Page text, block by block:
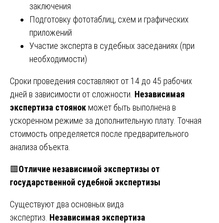
заключения
Подготовку фототаблиц, схем и графических
приложений
Участие эксперта в судебных заседаниях (при
необходимости)
Сроки проведения составляют от 14 до 45 рабочих
дней в зависимости от сложности. Независимая
экспертиза стоянок может быть выполнена в
ускоренном режиме за дополнительную плату. Точная
стоимость определяется после предварительного
анализа объекта.
🟥Отличие независимой экспертизы от
государственной судебной экспертизы
Существуют два основных вида
экспертиз. Независимая экспертиза